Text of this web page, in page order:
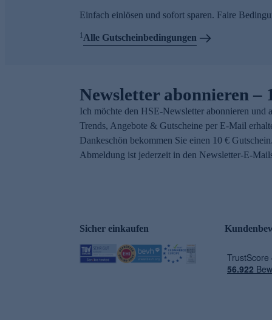
Einfach einlösen und sofort sparen. Faire
1Alle Gutscheinbedingungen
Newsletter abonnieren –
Ich möchte den HSE-Newsletter abonnieren und
Trends, Angebote & Gutscheine per E-Mail
Dankeschön bekommen Sie einen 10 €
Abmeldung ist jederzeit in den Newsletter-E-
Sicher einkaufen